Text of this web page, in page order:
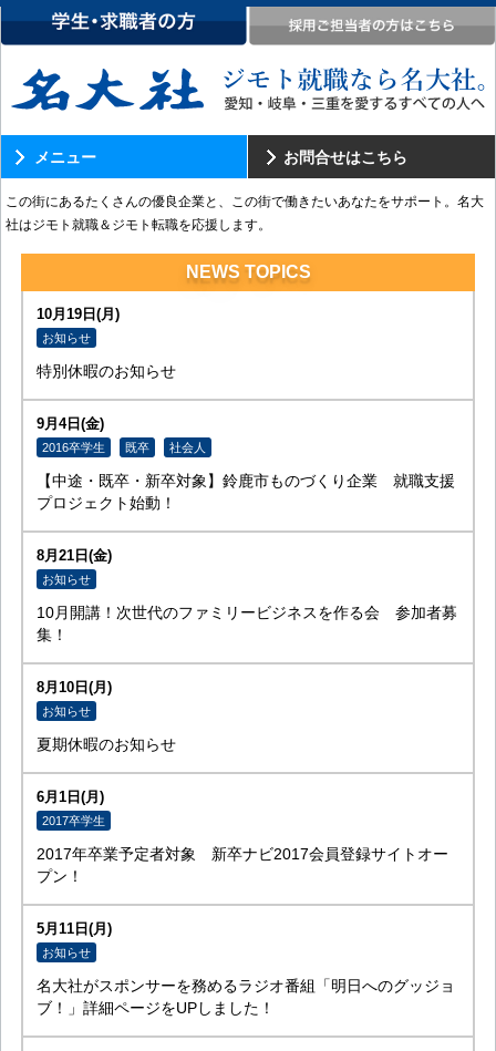
メニュー お問合せはこちら
この街にあるたくさんの優良企業と、この街で働きたいあなたをサポート。名大
社はジモト就職＆ジモト転職を応援します。
NEWS TOPICS
10月19日(月)
お知らせ
特別休暇のお知らせ
9月4日(金)
2016卒学生 既卒 社会人
【中途・既卒・新卒対象】鈴鹿市ものづくり企業 就職支援
プロジェクト始動！
8月21日(金)
お知らせ
10月開講！次世代のファミリービジネスを作る会 参加者募
集！
8月10日(月)
お知らせ
夏期休暇のお知らせ
6月1日(月)
2017卒学生
2017年卒業予定者対象 新卒ナビ2017会員登録サイトオー
プン！
5月11日(月)
お知らせ
名大社がスポンサーを務めるラジオ番組「明日へのグッジョ
ブ！」詳細ページをUPしました！